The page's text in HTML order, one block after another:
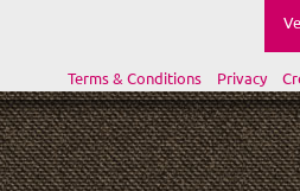
Terms & Conditions Privacy